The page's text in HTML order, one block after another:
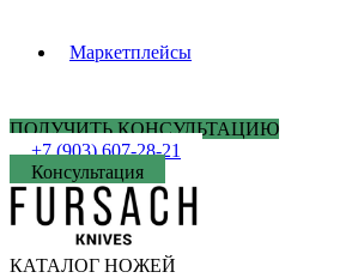
Маркетплейсы
ПОЛУЧИТЬ КОНСУЛЬТАЦИЮ
+7 (903) 607-28-21
Консультация
КАТАЛОГ НОЖЕЙ